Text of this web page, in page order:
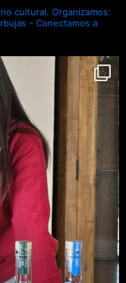
cultural. Organizamos:
- Conectamos a